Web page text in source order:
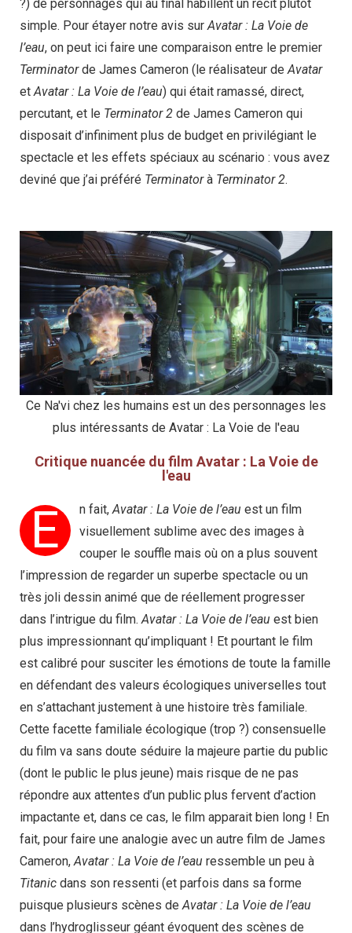
?) de personnages qui au final habillent un récit plutôt
simple. Pour étayer notre avis sur Avatar : La Voie de
l’eau, on peut ici faire une comparaison entre le premier
Terminatorde James Cameron (le réalisateur de Avatar
et Avatar : La Voie de l’eau) qui était ramassé, direct,
percutant, et le Terminator 2 de James Cameron qui
disposait d’infiniment plus de budget en privilégiant le
spectacle et les effets spéciaux au scénario : vous avez
deviné que j’ai préféré Terminatorà Terminator 2.
Ce Na'vi chez les humains est un des personnages les
plus intéressants de Avatar : La Voie de l'eau
Critique nuancée du film Avatar : La Voie de
l'eau
E n fait,Avatar : La Voie de l’eau est un film
visuellement sublime avec des images à
couper le souffle mais où on a plus souvent
l’impression de regarder un superbe spectacle ou un
très joli dessin animé que de réellement progresser
dans l’intrigue du film.Avatar : La Voie de l’eau est bien
plus impressionnant qu’impliquant ! Et pourtant le film
est calibré pour susciter les émotions de toute la famille
en défendant des valeurs écologiques universelles tout
en s’attachant justement à une histoire très familiale.
Cette facette familiale écologique (trop ?) consensuelle
du film va sans doute séduire la majeure partie du public
(dont le public le plus jeune) mais risque de ne pas
répondre aux attentes d’un public plus fervent d’action
impactante et, dans ce cas, le film apparait bien long ! En
fait, pour faire une analogie avec un autre film de James
Cameron,Avatar : La Voie de l’eau ressemble un peu à
Titanic dans son ressenti (et parfois dans sa forme
puisque plusieurs scènes deAvatar : La Voie de l’eau
dans l’hydroglisseur géant évoquent des scènes de